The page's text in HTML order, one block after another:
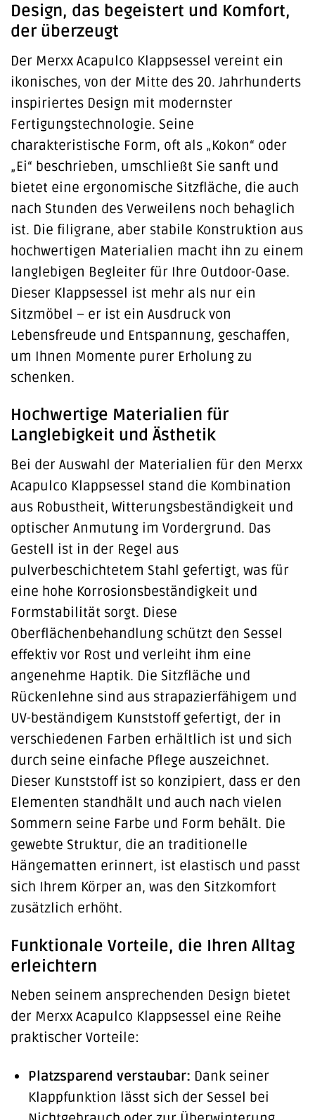
Design, das begeistert und Komfort,
der überzeugt
Der Merxx Acapulco Klappsessel vereint ein
ikonisches, von der Mitte des 20. Jahrhunderts
inspiriertes Design mit modernster
Fertigungstechnologie. Seine
charakteristische Form, oft als „Kokon“ oder
„Ei“ beschrieben, umschließt Sie sanft und
bietet eine ergonomische Sitzfläche, die auch
nach Stunden des Verweilens noch behaglich
ist. Die filigrane, aber stabile Konstruktion aus
hochwertigen Materialien macht ihn zu einem
langlebigen Begleiter für Ihre Outdoor-Oase.
Dieser Klappsessel ist mehr als nur ein
Sitzmöbel – er ist ein Ausdruck von
Lebensfreude und Entspannung, geschaffen,
um Ihnen Momente purer Erholung zu
schenken.
Hochwertige Materialien für
Langlebigkeit und Ästhetik
Bei der Auswahl der Materialien für den Merxx
Acapulco Klappsessel stand die Kombination
aus Robustheit, Witterungsbeständigkeit und
optischer Anmutung im Vordergrund. Das
Gestell ist in der Regel aus
pulverbeschichtetem Stahl gefertigt, was für
eine hohe Korrosionsbeständigkeit und
Formstabilität sorgt. Diese
Oberflächenbehandlung schützt den Sessel
effektiv vor Rost und verleiht ihm eine
angenehme Haptik. Die Sitzfläche und
Rückenlehne sind aus strapazierfähigem und
UV-beständigem Kunststoff gefertigt, der in
verschiedenen Farben erhältlich ist und sich
durch seine einfache Pflege auszeichnet.
Dieser Kunststoff ist so konzipiert, dass er den
Elementen standhält und auch nach vielen
Sommern seine Farbe und Form behält. Die
gewebte Struktur, die an traditionelle
Hängematten erinnert, ist elastisch und passt
sich Ihrem Körper an, was den Sitzkomfort
zusätzlich erhöht.
Funktionale Vorteile, die Ihren Alltag
erleichtern
Neben seinem ansprechenden Design bietet
der Merxx Acapulco Klappsessel eine Reihe
praktischer Vorteile:
Platzsparend verstaubar: Dank seiner
Klappfunktion lässt sich der Sessel bei